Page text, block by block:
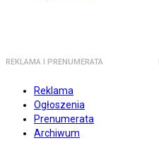
REKLAMA I PRENUMERATA
Reklama
Ogłoszenia
Prenumerata
Archiwum